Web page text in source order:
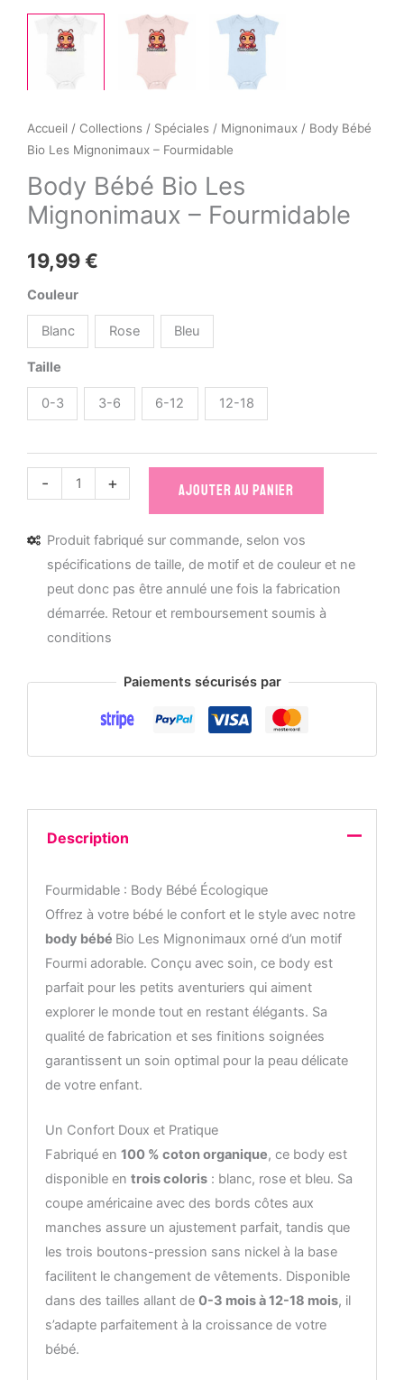
Accueil / Collections / Spéciales / Mignonimaux / Body Bébé
Bio Les Mignonimaux – Fourmidable
Body Bébé Bio Les
Mignonimaux – Fourmidable
19,99€
Couleur
Blanc Rose Bleu
Taille
0-3 3-6 6-12 12-18
-
de
Bébé
+ AJOUTER AU PANIER
Produit fabriqué sur commande, selon vos
spécifications de taille, de motif et de couleur et ne
peut donc pas être annulé une fois la fabrication
démarrée. Retour et remboursement soumis à
conditions
Paiements sécurisés par
Description
Fourmidable : Body Bébé Écologique
Offrez à votre bébé le confort et le style avec notre
body bébé Bio Les Mignonimaux orné d’un motif
Fourmi adorable. Conçu avec soin, ce body est
parfait pour les petits aventuriers qui aiment
explorer le monde tout en restant élégants. Sa
qualité de fabrication et ses finitions soignées
garantissent un soin optimal pour la peau délicate
de votre enfant.
Un Confort Doux et Pratique
Fabriqué en 100 % coton organique, ce body est
disponible en trois coloris: blanc, rose et bleu. Sa
coupe américaine avec des bords côtes aux
manches assure un ajustement parfait, tandis que
les trois boutons-pression sans nickel à la base
facilitent le changement de vêtements. Disponible
dans des tailles allant de 0-3 mois à 12-18 mois, il
s’adapte parfaitement à la croissance de votre
bébé.